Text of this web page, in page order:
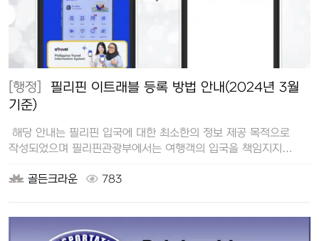
[행정]
기준)
해당 안내는 필리핀 입국에 대한 최소한의 정보 제공 목적으로
작성되었으며 필리핀관광부에서는 여행객의 입국을 책임지지
골든크라운
783